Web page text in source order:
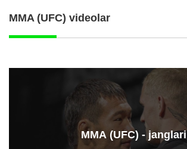
MMA (UFC) videolar
ММА (UFC) - janglari